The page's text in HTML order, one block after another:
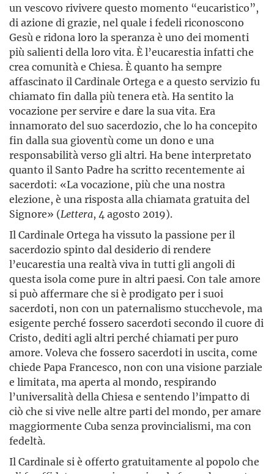
un vescovo rivivere questo momento “eucaristico”,
di azione di grazie, nel quale i fedeli riconoscono
Gesù e ridona loro la speranza è uno dei momenti
più salienti della loro vita. È l’eucarestia infatti che
crea comunità e Chiesa. È quanto ha sempre
affascinato il Cardinale Ortega e a questo servizio fu
chiamato fin dalla più tenera età. Ha sentito la
vocazione per servire e dare la sua vita. Era
innamorato del suo sacerdozio, che lo ha concepito
fin dalla sua gioventù come un dono e una
responsabilità verso gli altri. Ha bene interpretato
quanto il Santo Padre ha scritto recentemente ai
sacerdoti: «La vocazione, più che una nostra
elezione, è una risposta alla chiamata gratuita del
Signore» (Lettera, 4 agosto 2019).
Il Cardinale Ortega ha vissuto la passione per il
sacerdozio spinto dal desiderio di rendere
l’eucarestia una realtà viva in tutti gli angoli di
questa isola come pure in altri paesi. Con tale amore
si può affermare che si è prodigato per i suoi
sacerdoti, non con un paternalismo stucchevole, ma
esigente perché fossero sacerdoti secondo il cuore di
Cristo, dediti agli altri perché chiamati per puro
amore. Voleva che fossero sacerdoti in uscita, come
chiede Papa Francesco, non con una visione parziale
e limitata, ma aperta al mondo, respirando
l’universalità della Chiesa e sentendo l’impatto di
ciò che si vive nelle altre parti del mondo, per amare
maggiormente Cuba senza provincialismi, ma con
fedeltà.
Il Cardinale si è offerto gratuitamente al popolo che